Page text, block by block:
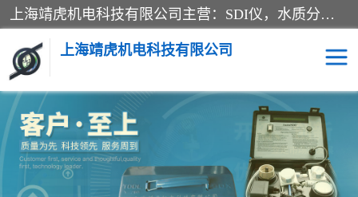
上海靖虎机电科技有限公司主营：SDI仪，水质分析仪，水质检测仪产品；上海靖虎机电科技有限公司在专业制造和研发等方面的强大的平台优势，利用自身在自动化仪表、自控系统及环保监测仪器的专长，以优良的技术，优越的产品质量和良好的服务质量与广大客户真诚合作。
上海靖虎机电科技有限公司
SDI仪 过滤膜过滤纸
PH电导测试笔 水质分析仪